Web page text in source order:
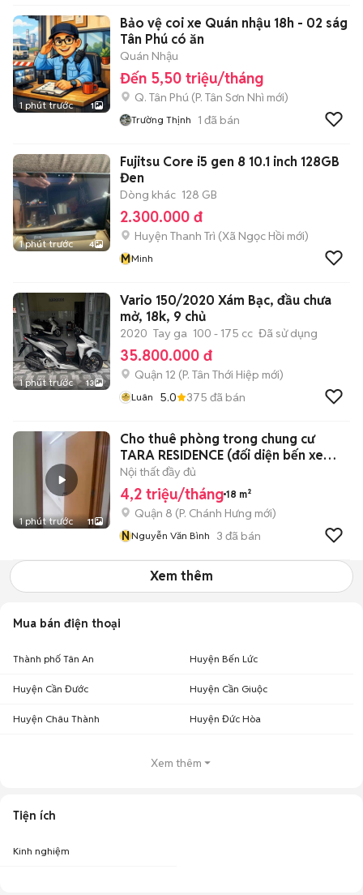
1 phút trước 1
Bảo vệ coi xe Quán nhậu 18h - 02 ság
Tân Phú có ăn
Quán Nhậu
Đến 5,50 triệu/tháng
Q. Tân Phú (P. Tân Sơn Nhì mới)
Trường Thịnh 1 đã bán
1 phút trước 4
Fujitsu Core i5 gen 8 10.1 inch 128GB
Đen
Dòng khác 128 GB
2.300.000 đ
Huyện Thanh Trì (Xã Ngọc Hồi mới)
MMinh
1 phút trước 13
Vario 150/2020 Xám Bạc, đầu chưa
mở, 18k, 9 chủ
2020 Tay ga 100 - 175 cc Đã sử dụng
35.800.000 đ
Quận 12 (P. Tân Thới Hiệp mới)
Luân 5.0 375 đã bán
1 phút trước 11
Cho thuê phòng trong chung cư
TARA RESIDENCE (đối diện bến xe
Q8)
Nội thất đầy đủ
4,2 triệu/tháng 18 m²
Quận 8 (P. Chánh Hưng mới)
NNguyễn Văn Bình 3 đã bán
Xem thêm
Mua bán điện thoại
Thành phố Tân An Huyện Bến Lức
Huyện Cần Đước Huyện Cần Giuộc
Huyện Châu Thành Huyện Đức Hòa
Xem thêm
Tiện ích
Kinh nghiệm